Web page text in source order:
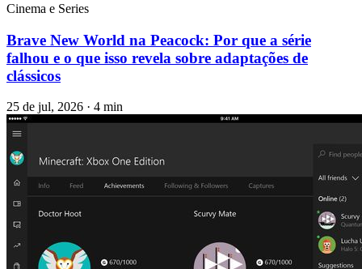
Cinema e Series
Brave New World na Peacock: Por que a série
falhou e o que isso revela sobre adaptações de
clássicos
25 de jul, 2026 · 4 min